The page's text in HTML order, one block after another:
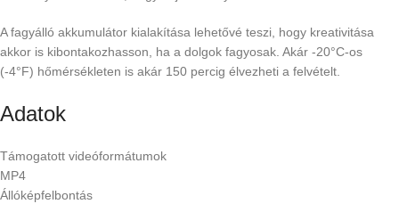
A fagyálló akkumulátor kialakítása lehetővé teszi, hogy kreativitása
akkor is kibontakozhasson, ha a dolgok fagyosak. Akár -20°C-os
(-4°F) hőmérsékleten is akár 150 percig élvezheti a felvételt.
Adatok
Támogatott videóformátumok
MP4
Állóképfelbontás